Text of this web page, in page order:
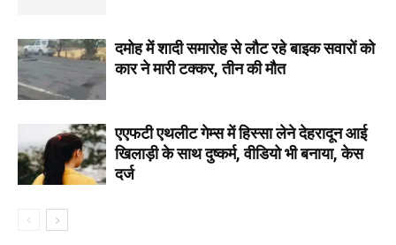
दमोह में शादी समारोह से लौट रहे बाइक सवारों को
कार ने मारी टक्कर, तीन की मौत
एएफटी एथलीट गेम्स में हिस्सा लेने देहरादून आई
खिलाड़ी के साथ दुष्कर्म, वीडियो भी बनाया, केस
दर्ज